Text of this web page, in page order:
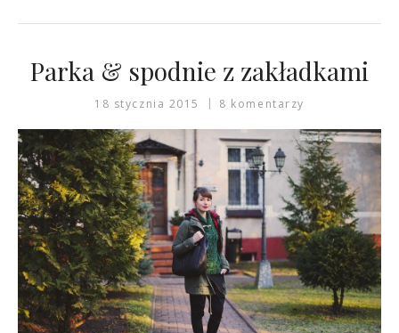
Parka & spodnie z zakładkami
18 stycznia 2015 8 komentarzy